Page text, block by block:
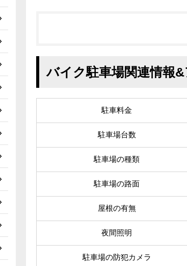
バイク駐車場関連情報
駐車料金
駐車場台数
駐車場の種類
駐車場の路面
屋根の有無
夜間照明
駐車場の防犯カメラ